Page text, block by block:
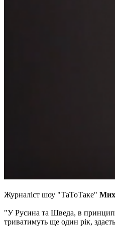
Журналіст шоу "ТаТоТаке"
"У Русина та Шведа, в принципі,
триватимуть ще один рік,